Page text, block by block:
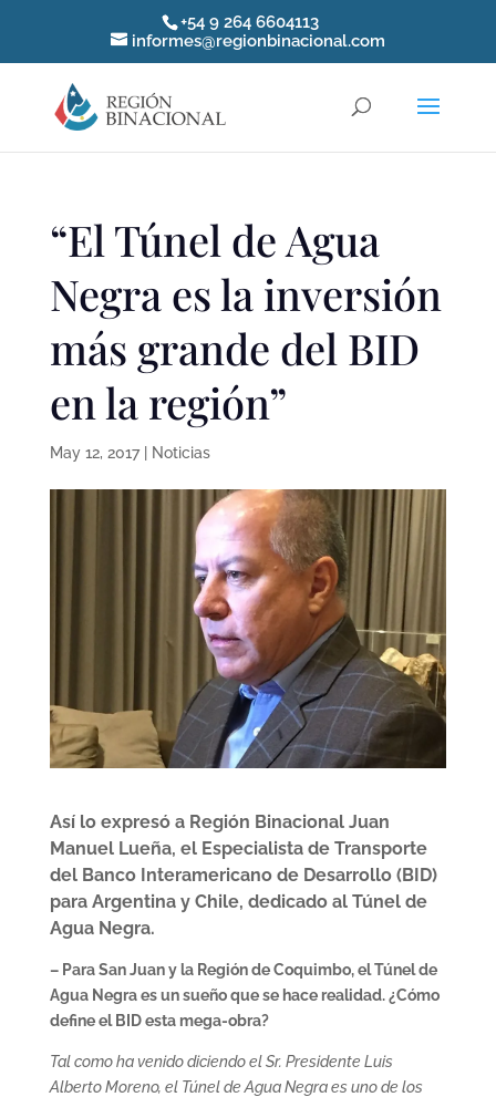
+54 9 264 6604113
informes@regionbinacional.com
“El Túnel de Agua
Negra es la inversión
más grande del BID
en la región”
May 12, 2017| Noticias
Así lo expresó a Región Binacional Juan
Manuel Lueña, el Especialista de Transporte
del Banco Interamericano de Desarrollo (BID)
para Argentina y Chile, dedicado al Túnel de
Agua Negra.
– Para San Juan y la Región de Coquimbo, el Túnel de
Agua Negra es un sueño que se hace realidad. ¿Cómo
define el BID esta mega-obra?
Tal como ha venido diciendo el Sr. Presidente Luis
Alberto Moreno, el Túnel de Agua Negra es uno de los